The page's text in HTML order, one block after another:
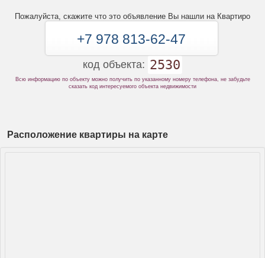
Пожалуйста, скажите что это объявление Вы нашли на Квартиро
+7 978 813-62-47
код объекта: 2530
Всю информацию по объекту можно получить по указанному номеру телефона, не забудьте
сказать код интересуемого объекта недвижимости
Расположение квартиры на карте